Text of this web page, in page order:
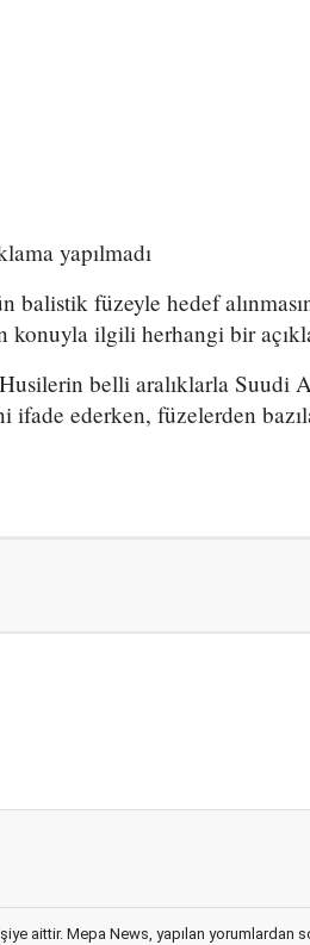
yapılmadı
füzeyle hedef
konuyla ilgili herhangi bir
belli aralıklarla Suudi
ifade ederken, füzelerden
aittir. Mepa News, yapılan yorumlardan